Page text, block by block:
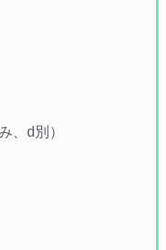
、d別）